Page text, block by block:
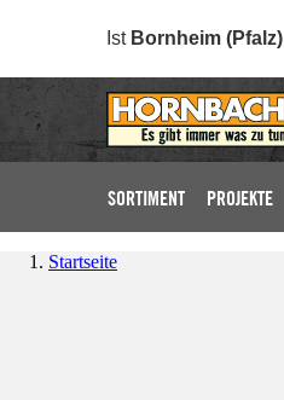
Ist Bornheim (Pfalz)
SORTIMENT PROJEKTE
Startseite